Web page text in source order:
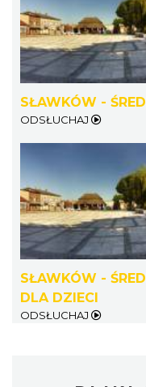
SŁAWKÓW -
ODSŁUCHAJ
SŁAWKÓW -
DLA DZIECI
ODSŁUCHAJ